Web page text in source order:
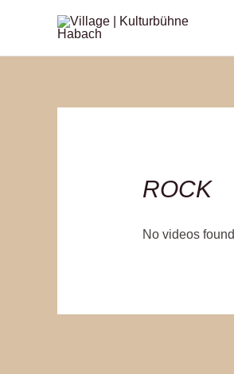
springen
ROCK
No videos found